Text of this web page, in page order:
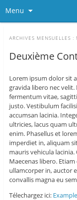
Menu
ARCHIVES MENSUELLES :
Deuxième
Lorem ipsum dolor sit
gravida libero nec
fermentum vitae,
justo. Vestibulum
accumsan lacinia.
ultricies, lacus quam
enim. Phasellus et
imperdiet in, aliquam
mauris vehicula
Maecenas libero.
ullamcorper in, auctor
convallis magna eu
Télechargez ici: